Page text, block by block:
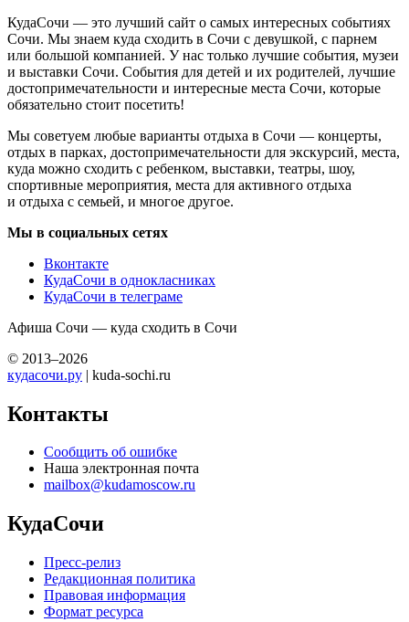
КудаСочи — это лучший сайт о самых интересных событиях
Сочи. Мы знаем куда сходить в Сочи с девушкой, с парнем
или большой компанией. У нас только лучшие события, музеи
и выставки Сочи. События для детей и их родителей, лучшие
достопримечательности и интересные места Сочи, которые
обязательно стоит посетить!
Мы советуем любые варианты отдыха в Сочи — концерты,
отдых в парках, достопримечательности для экскурсий, места,
куда можно сходить с ребенком, выставки, театры, шоу,
спортивные мероприятия, места для активного отдыха
и отдыха с семьей, и многое другое.
Мы в социальных сетях
Вконтакте
КудаСочи в однокласниках
КудаСочи в телеграме
Афиша Сочи — куда сходить в Сочи
© 2013–2026
кудасочи.ру | kuda-sochi.ru
Контакты
Сообщить об ошибке
Наша электронная почта
mailbox@kudamoscow.ru
КудаСочи
Пресс-релиз
Редакционная политика
Правовая информация
Формат ресурса